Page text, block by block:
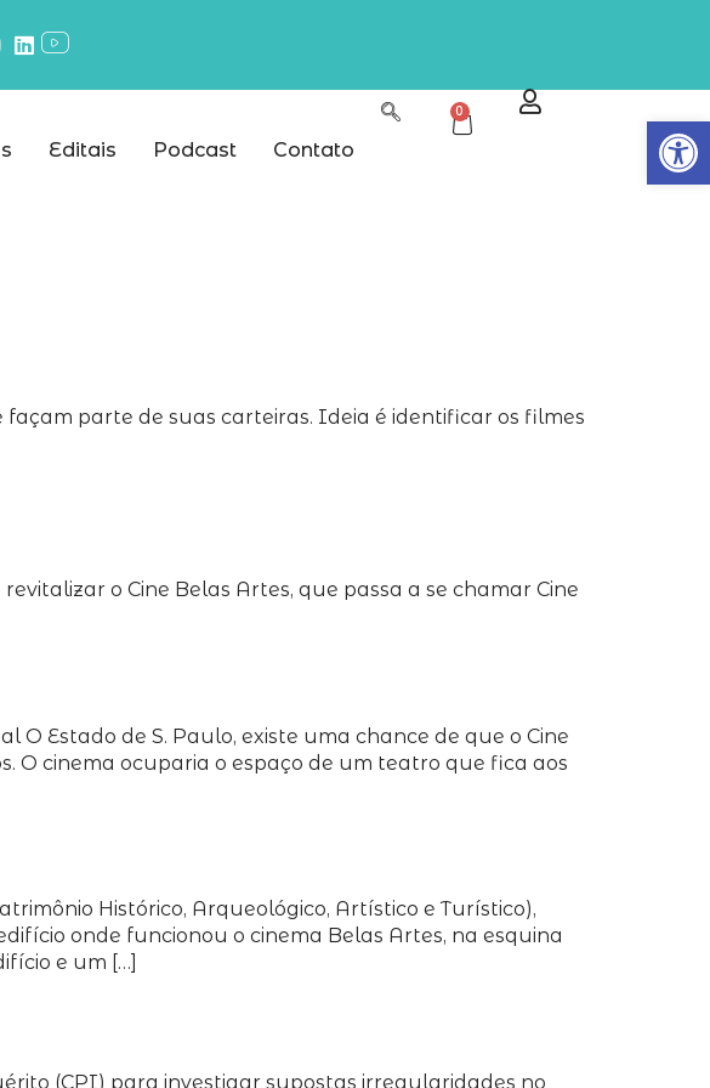
Abrir
Editais Podcast Contato
0
parte de suas carteiras. Ideia é identificar os filmes
o Cine Belas Artes, que passa a se chamar Cine
Estado de S. Paulo, existe uma chance de que o Cine
O cinema ocuparia o espaço de um teatro que fica aos
Histórico, Arqueológico, Artístico e Turístico),
onde funcionou o cinema Belas Artes, na esquina
e um […]
(CPI) para investigar supostas irregularidades no